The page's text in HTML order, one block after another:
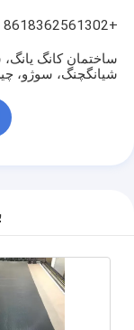
+8618362561302
شیانگچنگ، سوژو،